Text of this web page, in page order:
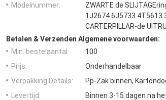
Modelnummer:
ZWARTE de
1J2674 6J5733 4T5613
CARTERPILLAR-de
Betalen & Verzenden Algemene voorwaarden:
Min. bestelaantal:
100
Prijs:
Onderhandelbaar
Verpakking Details:
Pp-Zak binnen,
Levertijd:
Binnen 3-15 dagen na